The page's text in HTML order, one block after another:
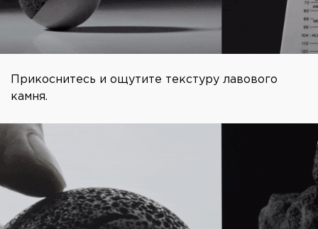
Прикоснитесь и ощутите текстуру лавового
камня.